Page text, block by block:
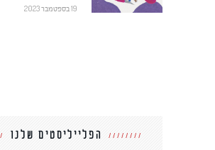
19 בספטמבר 2023
הפלייליסטים שלנו